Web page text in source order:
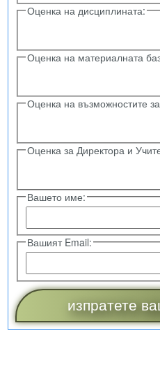
Оценка на дисциплината:
Оценка на материалната
Оценка на възможностите
Оценка за Директора и
Вашето име:
Вашият Email: